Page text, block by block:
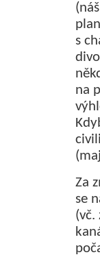
s
na
Za
se
(vč.